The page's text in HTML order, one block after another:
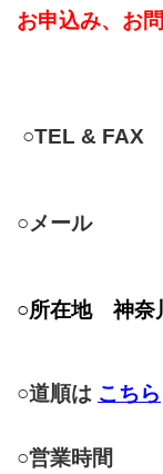
お申込み、お
○TEL &
○メー
○所在地神奈
○道順は こちら
○営業時間